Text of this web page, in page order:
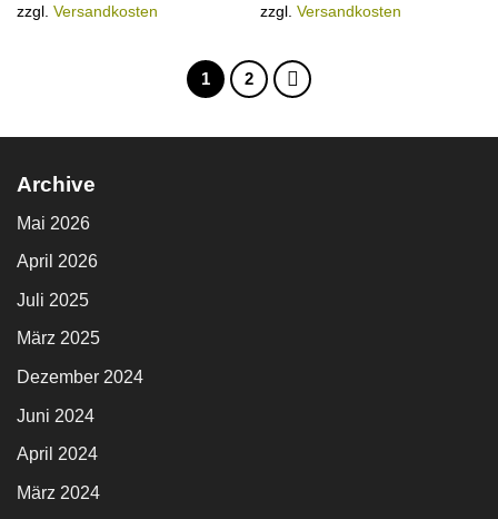
zzgl. Versandkosten zzgl. Versandkosten
1 2
Archive
Mai 2026
April 2026
Juli 2025
März 2025
Dezember 2024
Juni 2024
April 2024
März 2024